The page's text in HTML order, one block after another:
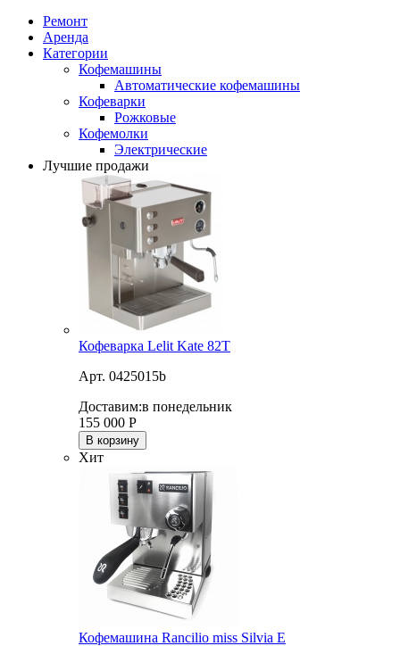
Ремонт
Аренда
Категории
Кофемашины
Автоматические кофемашины
Кофеварки
Рожковые
Кофемолки
Электрические
Лучшие продажи
Кофеварка Lelit Kate 82T
Арт. 0425015b
Доставим:в понедельник
155 000 Р
В корзину
Хит
Кофемашина Rancilio miss Silvia E